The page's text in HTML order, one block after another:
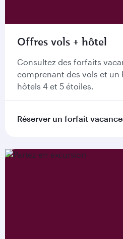
Offres vols + hôtel
Consultez des forfaits
comprenant des vols et un
hôtels 4 et 5 étoiles.
Réserver un forfait